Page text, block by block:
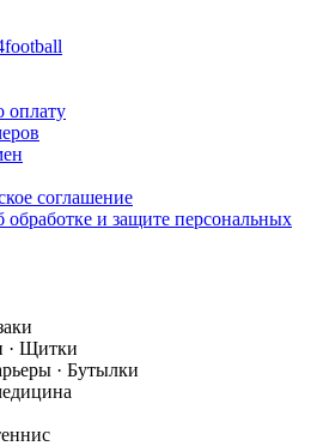
оплату
соглашение
и защите персональных
· Щитки
· Бутылки